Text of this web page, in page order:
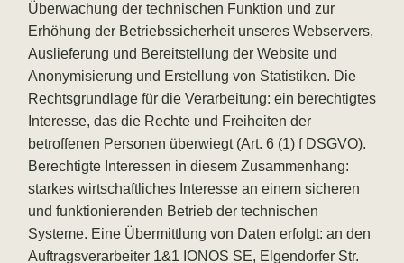
Überwachung der technischen Funktion und zur
Erhöhung der Betriebssicherheit unseres Webservers,
Auslieferung und Bereitstellung der Website und
Anonymisierung und Erstellung von Statistiken. Die
Rechtsgrundlage für die Verarbeitung: ein berechtigtes
Interesse, das die Rechte und Freiheiten der
betroffenen Personen überwiegt (Art. 6 (1) f DSGVO).
Berechtigte Interessen in diesem Zusammenhang:
starkes wirtschaftliches Interesse an einem sicheren
und funktionierenden Betrieb der technischen
Systeme. Eine Übermittlung von Daten erfolgt: an den
Auftragsverarbeiter 1&1 IONOS SE, Elgendorfer Str.